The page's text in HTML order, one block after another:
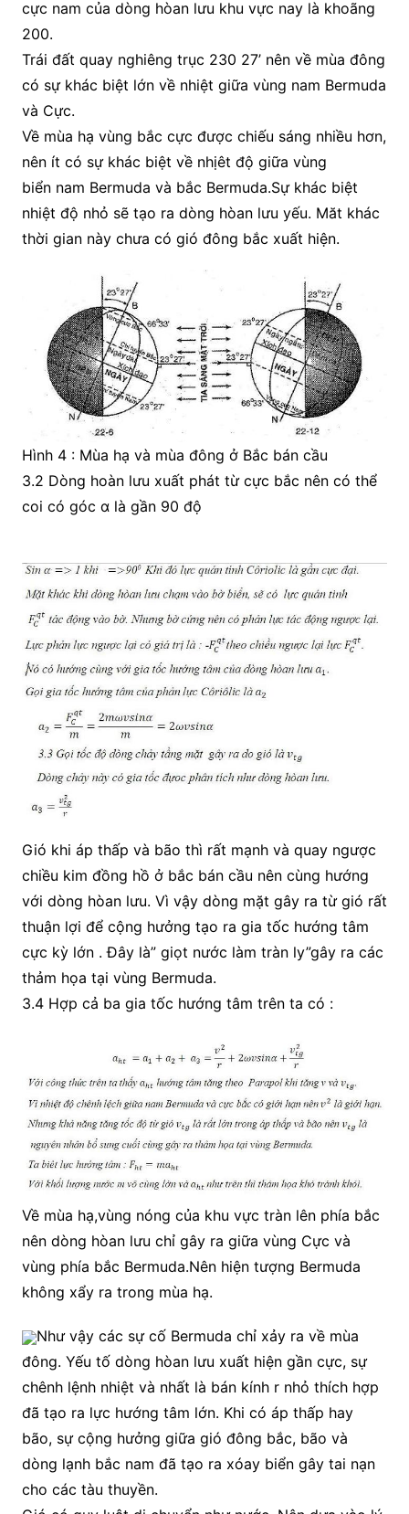
cực nam của dòng hòan lưu khu vực nay là khoãng
200.
Trái đất quay nghiêng trục 230 27’ nên về mùa đông
có sự khác biệt lớn về nhiệt giữa vùng nam Bermuda
và Cực.
Về mùa hạ vùng bắc cực được chiếu sáng nhiều hơn,
nên ít có sự khác biệt về nhịêt độ giữa vùng
biển nam Bermuda và bắc Bermuda.Sự khác biệt
nhiệt độ nhỏ sẽ tạo ra dòng hòan lưu yếu. Măt khác
thời gian này chưa có gió đông bắc xuất hiện.
Hình 4 : Mùa hạ và mùa đông ở Bắc bán cầu
3.2 Dòng hoàn lưu xuất phát từ cực bắc nên có thể
coi có góc α là gần 90 độ
Gió khi áp thấp và bão thì rất mạnh và quay ngược
chiều kim đồng hồ ở bắc bán cầu nên cùng hướng
với dòng hòan lưu. Vì vậy dòng mặt gây ra từ gió rất
thuận lợi để cộng hưởng tạo ra gia tốc hướng tâm
cực kỳ lớn . Đây là” giọt nước làm tràn ly”gây ra các
thảm họa tại vùng Bermuda.
3.4 Hợp cả ba gia tốc hướng tâm trên ta có :
Về mùa hạ,vùng nóng của khu vực tràn lên phía bắc
nên dòng hòan lưu chỉ gây ra giữa vùng Cực và
vùng phía bắc Bermuda.Nên hiện tượng Bermuda
không xẩy ra trong mùa hạ.
Như vậy các sự cố Bermuda chỉ xảy ra về mùa
đông. Yếu tố dòng hòan lưu xuất hiện gần cực, sự
chênh lệnh nhiệt và nhất là bán kính r nhỏ thích hợp
đã tạo ra lực hướng tâm lớn. Khi có áp thấp hay
bão, sự cộng hưởng giữa gió đông bắc, bão và
dòng lạnh bắc nam đã tạo ra xóay biển gây tai nạn
cho các tàu thuyền.